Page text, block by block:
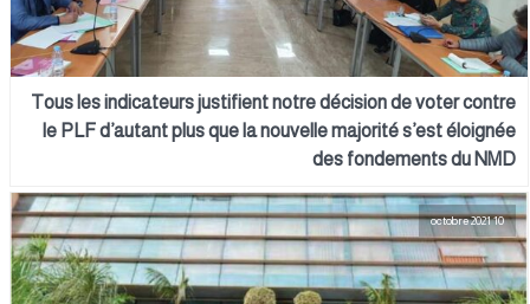
Tous les indicateurs justifient notre décision de voter contre
le PLF d’autant plus que la nouvelle majorité s’est éloignée
des fondements du NMD
10 octobre 2021